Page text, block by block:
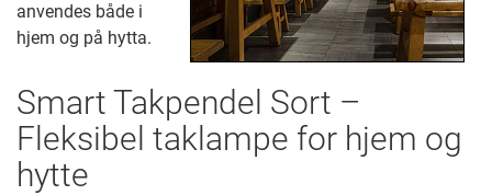
anvendes både i
hjem og på hytta.
Smart Takpendel Sort –
Fleksibel taklampe for hjem og
hytte